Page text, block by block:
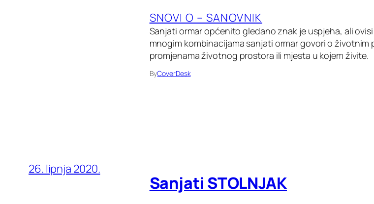
SNOVI O – SANOVNIK
Sanjati ormar općenito gledano znak je uspjeha, ali
mnogim kombinacijama sanjati ormar govori o životnim
promjenama životnog prostora ili mjesta u kojem živite.
ByCoverDesk
26. lipnja 2020.
Sanjati STOLNJAK